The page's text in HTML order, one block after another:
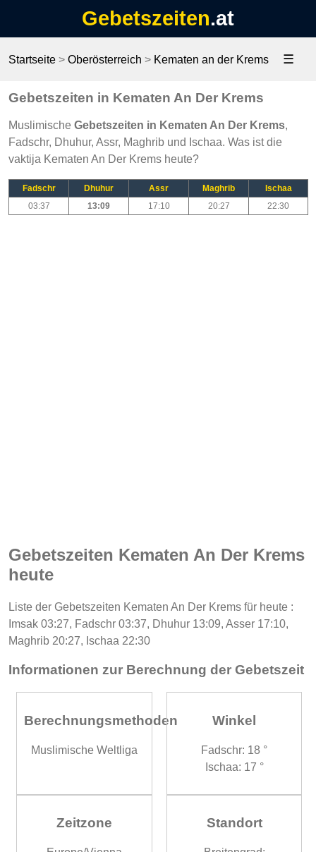
Gebetszeiten.at
Startseite> Oberösterreich > Kematen an der Krems ☰
Gebetszeiten in Kematen An Der Krems
Muslimische Gebetszeiten in Kematen An Der Krems,
Fadschr, Dhuhur, Assr, Maghrib und Ischaa. Was ist die
vaktija Kematen An Der Krems heute?
Fadschr Dhuhur Assr Maghrib
Ischaa
03:37
13:09 17:10 20:27 22:30
Gebetszeiten Kematen An Der Krems
heute
Liste der Gebetszeiten Kematen An Der Krems für heute :
Imsak 03:27, Fadschr 03:37, Dhuhur 13:09, Asser 17:10,
Maghrib 20:27, Ischaa 22:30
Informationen zur Berechnung der Gebetszeit
Berechnungsmethoden
Muslimische Weltliga
Winkel
Fadschr: 18 °
Ischaa: 17 °
Zeitzone Standort